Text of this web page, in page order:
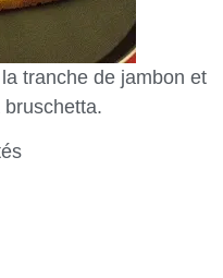
tranche de jambon et